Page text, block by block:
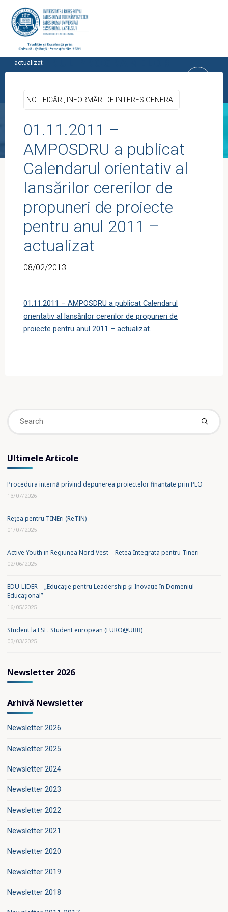
content
CENTRUL PROGRAMELOR
UNIVERSITATEA BABEŞ-BOLYAI, CLUJ-
HomeUTILE
NOTIFICĂRI, INFORMĂRI DE INTERES GENERAL
01.11.2011 – AMPOSDRU a publicat Calendarul orientativ al
lansărilor cererilor de propuneri de proiecte pentru anul 2011 –
actualizat
NOTIFICĂRI, INFORMĂRI DE INTERES GENERAL
01.11.2011 –
AMPOSDRU a publicat
Calendarul orientativ al
lansărilor cererilor de
propuneri de proiecte
pentru anul 2011 –
actualizat
08/02/2013
01.11.2011 – AMPOSDRU a publicat Calendarul
orientativ al lansărilor cererilor de propuneri de
proiecte pentru anul 2011 – actualizat.
Ultimele Articole
Procedura internă privind depunerea proiectelor finanțate prin PEO
13/07/2026
Rețea pentru TINEri (ReTIN)
01/07/2025
Active Youth in Regiunea Nord Vest – Retea Integrata pentru Tineri
02/06/2025
EDU-LIDER – „Educație pentru Leadership și Inovație în Domeniul
Educațional”
16/05/2025
Student la FSE. Student european (EURO@UBB)
03/03/2025
Newsletter 2026
Arhivă Newsletter
Newsletter 2026
Newsletter 2025
Newsletter 2024
Newsletter 2023
Newsletter 2022
Newsletter 2021
Newsletter 2020
Newsletter 2019
Newsletter 2018